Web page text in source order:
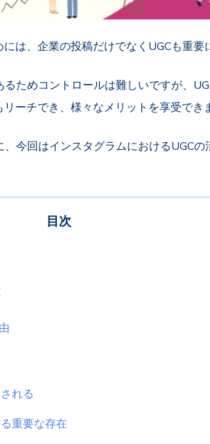
は、企業の投稿だけでなくUGCも重要
ためコントロールは難しいですが、
ーチでき、様々なメリットを享受でき
今回はインスタグラムにおけるUGC
目次
れる
重要な存在